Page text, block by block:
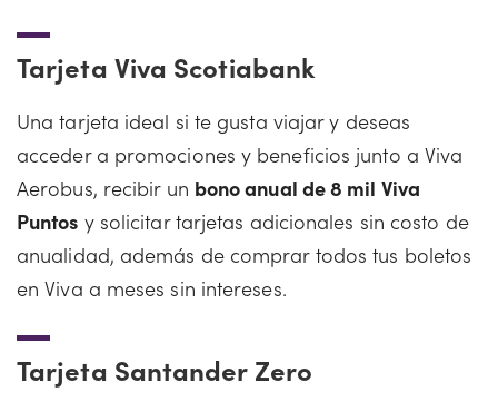
Tarjeta Viva Scotiabank
Una tarjeta ideal si te gusta viajar y deseas
acceder a promociones y beneficios junto a Viva
Aerobus, recibir un bono anual de 8 mil Viva
Puntos y solicitar tarjetas adicionales sin costo de
anualidad, además de comprar todos tus boletos
en Viva a meses sin intereses.
Tarjeta Santander Zero